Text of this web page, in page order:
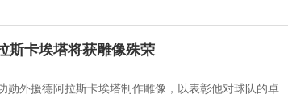
斯卡埃塔将获雕像殊荣
勋外援德阿拉斯卡埃塔制作雕像，以表彰他对球队的卓